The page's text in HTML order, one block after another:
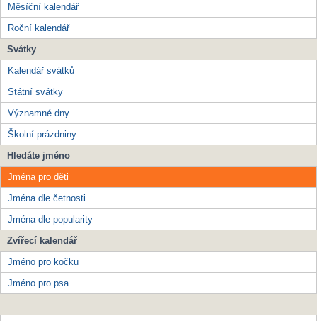
Měsíční kalendář
Roční kalendář
Svátky
Kalendář svátků
Státní svátky
Významné dny
Školní prázdniny
Hledáte jméno
Jména pro děti
Jména dle četnosti
Jména dle popularity
Zvířecí kalendář
Jméno pro kočku
Jméno pro psa